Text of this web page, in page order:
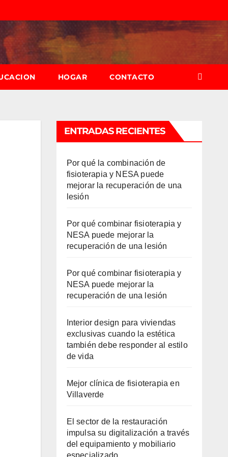
HOGAR CONTACTO
ENTRADAS RECIENTES
Por qué la combinación de
fisioterapia y NESA puede
mejorar la recuperación de una
lesión
Por qué combinar fisioterapia y
NESA puede mejorar la
recuperación de una lesión
Por qué combinar fisioterapia y
NESA puede mejorar la
recuperación de una lesión
Interior design para viviendas
exclusivas cuando la estética
también debe responder al estilo
de vida
Mejor clínica de fisioterapia en
Villaverde
El sector de la restauración
impulsa su digitalización a través
del equipamiento y mobiliario
especializado